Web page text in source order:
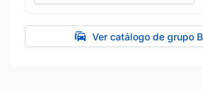
Ver catálogo de grupo